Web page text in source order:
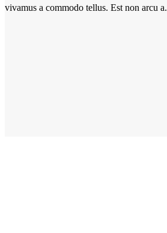
vivamus a commodo tellus. Est non arcu a.